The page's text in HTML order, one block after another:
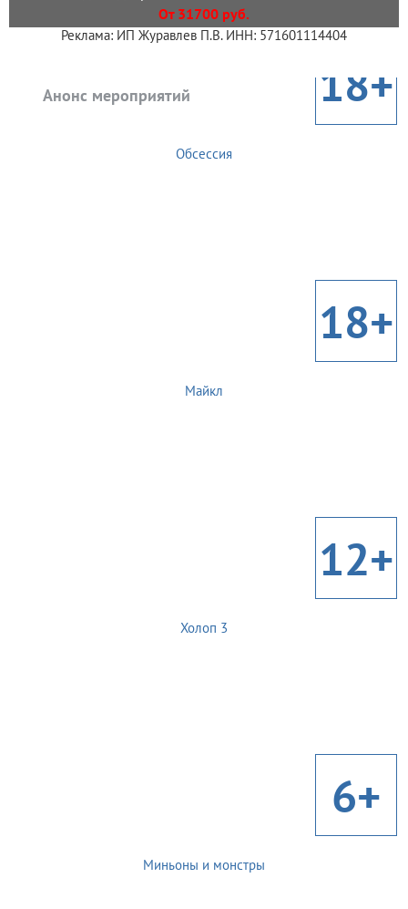
От 31700 руб.
Реклама: ИП Журавлев П.В. ИНН: 571601114404
Анонс мероприятий 18+
Обсессия
18+
Майкл
12+
Холоп 3
6+
Миньоны и монстры